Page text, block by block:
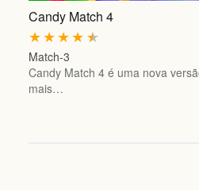
Candy Match 4
★
★
★
★
★
Match-3
Candy Match 4 é uma nova
mais…